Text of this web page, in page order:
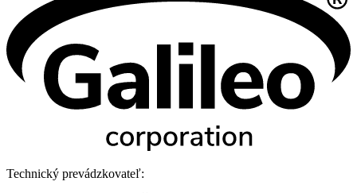
Technický prevádzkovateľ: